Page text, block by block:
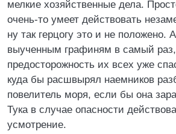
мелкие хозяйственные дела.
очень-то умеет действовать
ну так герцогу это и не положено.
выученным графиням в самый
предосторожность их всех уже
куда бы расшвырял наемников
повелитель моря, если бы она
Тука в случае опасности
усмотрение.